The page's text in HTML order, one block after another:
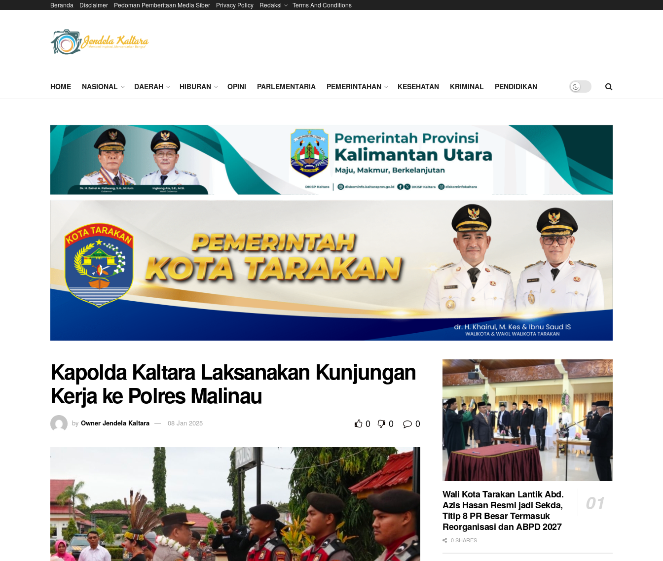
Beranda Disclaimer Pedoman Pemberitaan Media Siber Privacy Policy Redaksi Terms And Conditions
HOME NASIONAL DAERAH HIBURAN OPINI PARLEMENTARIA PEMERINTAHAN KESEHATAN KRIMINAL PENDIDIKAN
Kapolda Kaltara Laksanakan Kunjungan
Kerja ke Polres Malinau
by Owner Jendela Kaltara 08 Jan 2025 0 0 0
Wali Kota Tarakan Lantik Abd.
Azis Hasan Resmi jadi Sekda,
Titip 8 PR Besar Termasuk
Reorganisasi dan ABPD 2027
0 SHARES